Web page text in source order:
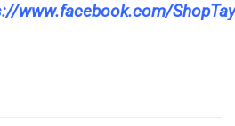
www.facebook.com/